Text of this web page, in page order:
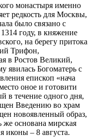
монастыря именно
редкость для Москвы,
было связано с
году, в княжение
на берегу притока
Трифон,
в Ростов Великий,
явилась Богоматерь с
епископ «нача
оное и готовити
в течение одного дня,
Введению во храм
новоявленный образ,
же основана мирская
иконы – 8 августа.